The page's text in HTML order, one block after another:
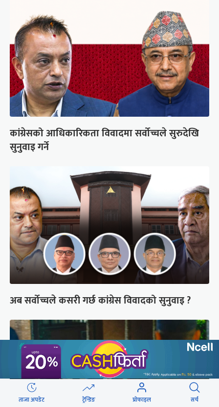
कांग्रेसको आधिकारिकता विवादमा सर्वोच्चले सुरुदेखि
सुनुवाइ गर्ने
अब सर्वोच्चले कसरी गर्छ कांग्रेस विवादको सुनुवाइ ?
ताजा अपडेट ट्रेन्डिङ प्रोफाइल सर्च